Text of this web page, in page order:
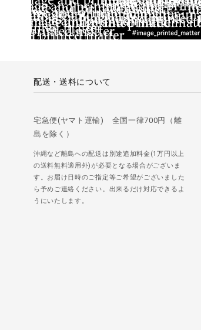
配送・送料について
宅急便(ヤマト運輸) 全国一律700円（離
島を除く）
沖縄など離島への配送は別途追加料金(1万円以上
の送料無料適用外)が必要となる場合がございま
す。お届け日時のご指定等ご希望がございました
ら予めご連絡ください。出来るだけ対応できるよ
うにいたします。